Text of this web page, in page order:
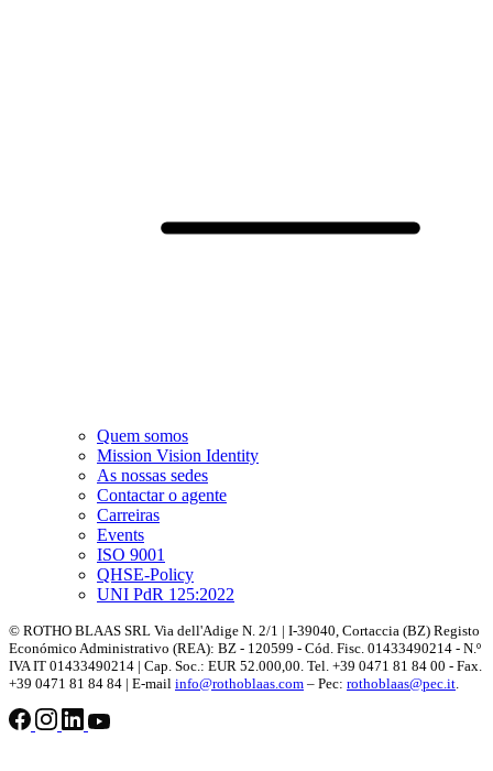
Quem somos
Mission Vision Identity
As nossas sedes
Contactar o agente
Carreiras
Events
ISO 9001
QHSE-Policy
UNI PdR 125:2022
© ROTHO BLAAS SRL Via dell'Adige N. 2/1 | I-39040, Cortaccia (BZ) Registo
Económico Administrativo (REA): BZ - 120599 - Cód. Fisc. 01433490214 - N.º
IVA IT 01433490214 | Cap. Soc.: EUR 52.000,00. Tel. +39 0471 81 84 00 - Fax.
+39 0471 81 84 84 | E-mail info@rothoblaas.com – Pec: rothoblaas@pec.it.